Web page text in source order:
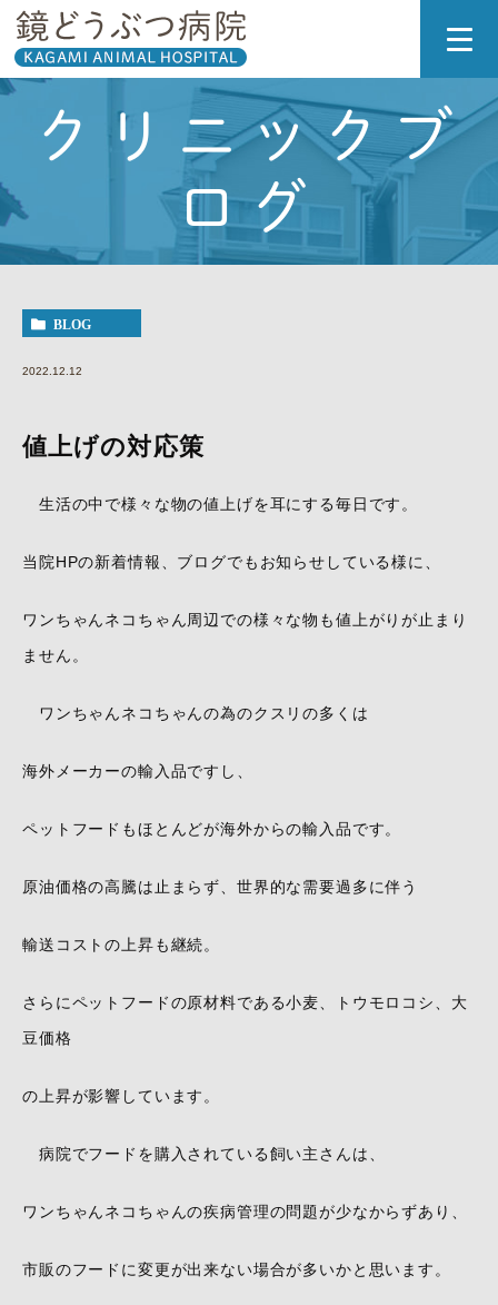
クリニックブ
ログ
BLOG
2022.12.12
値上げの対応策
生活の中で様々な物の値上げを耳にする毎日です。
当院HPの新着情報、ブログでもお知らせしている様に、
ワンちゃんネコちゃん周辺での様々な物も値上がりが止まり
ません。
ワンちゃんネコちゃんの為のクスリの多くは
海外メーカーの輸入品ですし、
ペットフードもほとんどが海外からの輸入品です。
原油価格の高騰は止まらず、世界的な需要過多に伴う
輸送コストの上昇も継続。
さらにペットフードの原材料である小麦、トウモロコシ、大
豆価格
の上昇が影響しています。
病院でフードを購入されている飼い主さんは、
ワンちゃんネコちゃんの疾病管理の問題が少なからずあり、
市販のフードに変更が出来ない場合が多いかと思います。